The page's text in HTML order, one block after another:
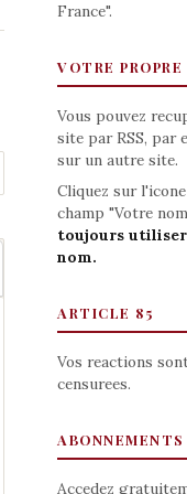
France".
VOTRE
Vous pouvez
site par RSS, par
sur un autre site.
Cliquez sur
champ "Votre
toujours
nom.
ARTICLE 85
Vos reactions
censurees.
ABONNEMENTS
Accedez